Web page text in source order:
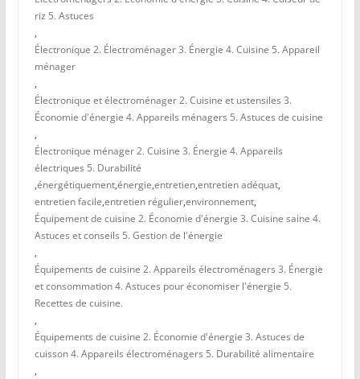
riz 5. Astuces
,
Électronique 2. Électroménager 3. Énergie 4. Cuisine 5. Appareil
ménager
,
Électronique et électroménager 2. Cuisine et ustensiles 3.
Économie d'énergie 4. Appareils ménagers 5. Astuces de cuisine
,
Électronique ménager 2. Cuisine 3. Énergie 4. Appareils
électriques 5. Durabilité
,énergétiquement,énergie,entretien,entretien adéquat,
entretien facile,entretien régulier,environnement,
Équipement de cuisine 2. Économie d'énergie 3. Cuisine saine 4.
Astuces et conseils 5. Gestion de l'énergie
,
Équipements de cuisine 2. Appareils électroménagers 3. Énergie
et consommation 4. Astuces pour économiser l'énergie 5.
Recettes de cuisine.
,
Équipements de cuisine 2. Économie d'énergie 3. Astuces de
cuisson 4. Appareils électroménagers 5. Durabilité alimentaire
,